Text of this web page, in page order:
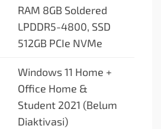
RAM 8GB Soldered
LPDDR5-4800, SSD
512GB PCIe NVMe
Windows 11 Home +
Office Home &
Student 2021 (Belum
Diaktivasi)